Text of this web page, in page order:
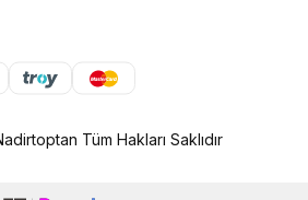
Tüm Hakları Saklıdır